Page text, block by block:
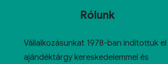
Rólunk
Vállalkozásunkat 1978-ban indítottuk el
ajándéktárgy kereskedelemmel és